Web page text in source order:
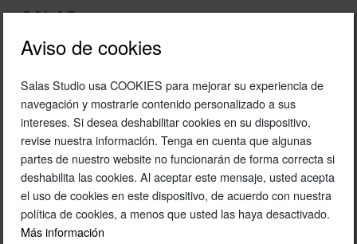
1982
Zas Mallorca
Zas
Calle Mallorca, Barcelona
Gráfica © Pati Nuñez
Aviso de cookies
Salas Studio usa COOKIES para mejorar su experiencia de
navegación y mostrarle contenido personalizado a sus
intereses. Si desea deshabilitar cookies en su dispositivo,
revise nuestra información. Tenga en cuenta que algunas
partes de nuestro website no funcionarán de forma correcta si
deshabilita las cookies. Al aceptar este mensaje, usted acepta
el uso de cookies en este dispositivo, de acuerdo con nuestra
política de cookies, a menos que usted las haya desactivado.
Más información